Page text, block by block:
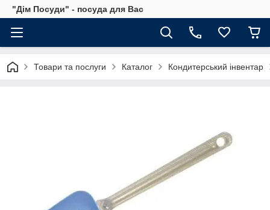
"Дім Посуди" - посуда для Вас
Товари та послуги Каталог Кондитерський інвентар